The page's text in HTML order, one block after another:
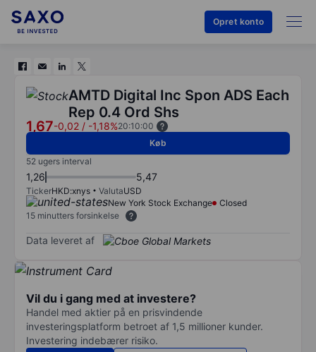
Opret konto
AMTD Digital Inc Spon ADS Each
Rep 0.4 Ord Shs
1,67-0,02 / -1,18%20:10:00
Køb
52 ugers interval
1,26 5,47
TickerHKD:xnys ValutaUSD
New York Stock Exchange
Closed
15 minutters forsinkelse
Data leveret af
Vil du i gang med at investere?
Handel med aktier på en prisvindende
investeringsplatform betroet af 1,5 millioner kunder.
Investering indebærer risiko.